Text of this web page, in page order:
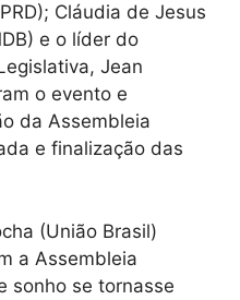
Cláudia de Jesus
e o líder do
Jean
o evento e
da Assembleia
e finalização das
(União Brasil)
a Assembleia
sonho se tornasse